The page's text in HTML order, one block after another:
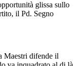
glissa sullo
il Pd. Segno
Maestri difende il